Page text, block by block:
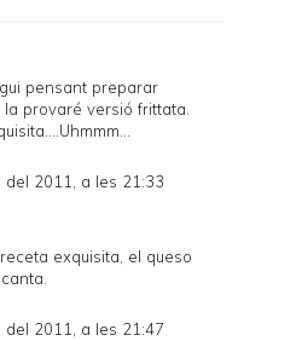
pensant preparar
provaré versió frittata.
2011, a les 21:33
exquisita, el queso
2011, a les 21:47